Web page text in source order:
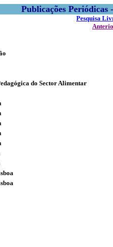
Publicações
Pesquisa
do Sector Alimentar